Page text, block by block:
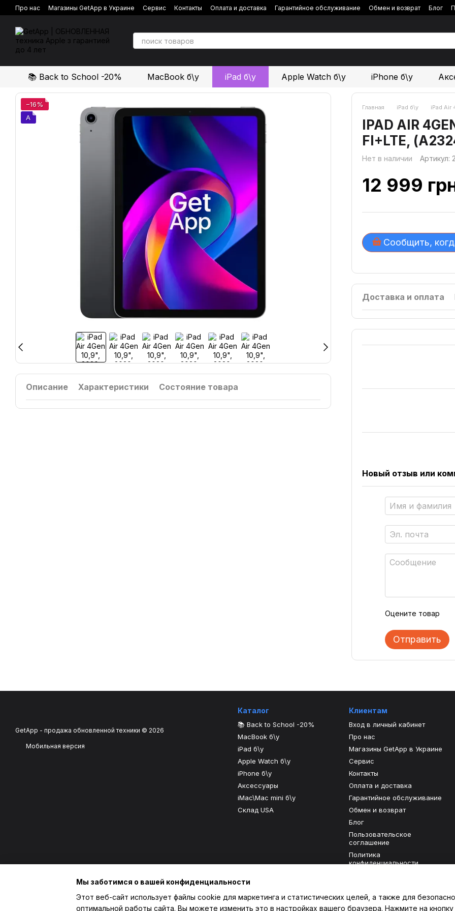
Перейти к основному контенту
Про нас Магазины GetApp в Украине Сервис Контакты Оплата и доставка Гарантийное обслуживание Обмен и возврат Блог
Политика конфиденциальности
Отзывы о магазине
📚 Back to School -20% MacBook б\у iPad б\у Apple Watch б\у iPhone б\у
−16%
A
Описание Характеристики Состояние товара
Главная iPad б\у iPad Air
IPAD AIR
FI+LTE,
Нет в наличии Артикул:
12 999
Сообщить,
Доставка и оплата
Новый отзыв или
Оцените товар
Отправить
GetApp - продажа обновленной техники © 2026
Мобильная версия
Каталог
📚 Back to School -20%
MacBook б\у
iPad б\у
Apple Watch б\у
iPhone б\у
Аксессуары
iMac\Mac mini б\у
Склад USA
Клиентам
Вход в личный кабинет
Про нас
Магазины GetApp в Украине
Сервис
Контакты
Оплата и доставка
Гарантийное обслуживание
Обмен и возврат
Блог
Пользовательское
соглашение
Политика
конфиденциальности
Мы в соцсетях
Мы заботимся о вашей конфиденциальности
Этот веб-сайт использует файлы cookie для маркетинга и статистических целей, а также для
оптимальной работы сайта. Вы можете изменить это в настройках вашего браузера. Нажмите на кнопку